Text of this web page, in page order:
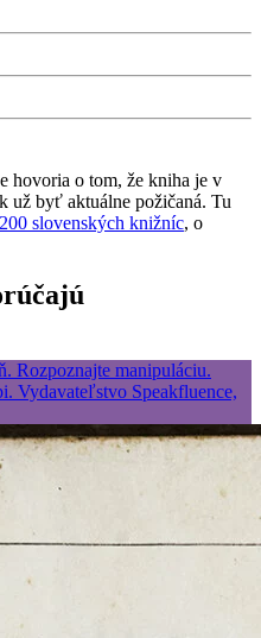
hovoria o tom, že kniha je v
už byť aktuálne požičaná. Tu
slovenských knižníc, o